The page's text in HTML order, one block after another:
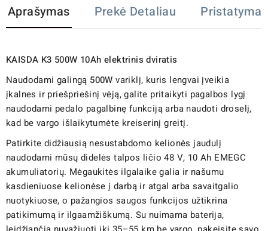
Aprašymas Prekė Detaliau Pristatymas
KAISDA K3 500W 10Ah elektrinis dviratis
Naudodami galingą 500W variklį, kuris lengvai įveikia
įkalnes ir priešpriešinį vėją, galite pritaikyti pagalbos lygį
naudodami pedalo pagalbinę funkciją arba naudoti droselį,
kad be vargo išlaikytumėte kreiserinį greitį.
Patirkite didžiausią nesustabdomo kelionės jaudulį
naudodami mūsų didelės talpos ličio 48 V, 10 Ah EMEGC
akumuliatorių. Mėgaukitės ilgalaike galia ir našumu
kasdieniuose kelionėse į darbą ir atgal arba savaitgalio
nuotykiuose, o pažangios saugos funkcijos užtikrina
patikimumą ir ilgaamžiškumą. Su nuimama baterija,